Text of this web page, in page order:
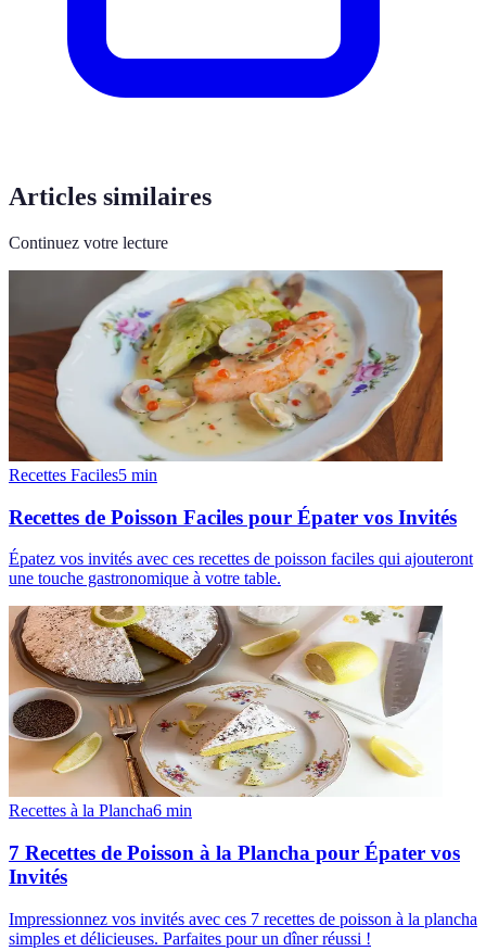
Articles similaires
Continuez votre lecture
Recettes Faciles5 min
Recettes de Poisson Faciles pour Épater vos Invités
Épatez vos invités avec ces recettes de poisson faciles qui ajouteront
une touche gastronomique à votre table.
Recettes à la Plancha6 min
7 Recettes de Poisson à la Plancha pour Épater vos
Invités
Impressionnez vos invités avec ces 7 recettes de poisson à la plancha
simples et délicieuses. Parfaites pour un dîner réussi !